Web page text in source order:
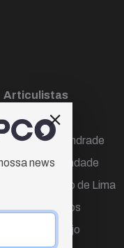
Articulistas
Décio Freire
Dr Marcos Andrade
Hamilton Trindade
Igor Carvalho de Lima
Mario Campos
Renata Araújo
news